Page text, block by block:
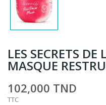
LES SECRETS
MASQUE
102,000 TND
TTC